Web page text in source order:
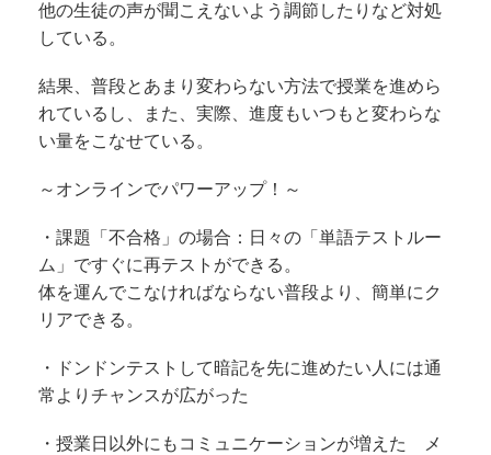
他の生徒の声が聞こえないよう調節したりなど対処
している。
結果、普段とあまり変わらない方法で授業を進めら
れているし、また、実際、進度もいつもと変わらな
い量をこなせている。
～オンラインでパワーアップ！～
・課題「不合格」の場合：日々の「単語テストルー
ム」ですぐに再テストができる。
体を運んでこなければならない普段より、簡単にク
リアできる。
・ドンドンテストして暗記を先に進めたい人には通
常よりチャンスが広がった
・授業日以外にもコミュニケーションが増えた メ